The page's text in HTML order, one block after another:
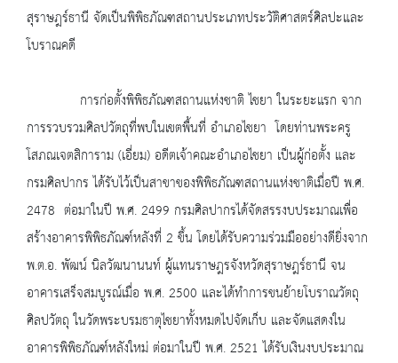
สุราษฎร์ธานี จัดเป็นพิพิธภัณฑสถานประเภทประวัติศาสตร์ศิลปะและ
โบราณคดี
การก่อตั้งพิพิธภัณฑสถานแห่งชาติ ไชยา ในระยะแรก จาก
การรวบรวมศิลปวัตถุที่พบในเขตพื้นที่ อำเภอไชยา โดยท่านพระครู
โสภณเจตสิการาม (เอี่ยม) อดีตเจ้าคณะอำเภอไชยา เป็นผู้ก่อตั้ง และ
กรมศิลปากร ได้รับไว้เป็นสาขาของพิพิธภัณฑสถานแห่งชาติเมื่อปี พ.ศ.
2478 ต่อมาในปี พ.ศ. 2499 กรมศิลปากรได้จัดสรรงบประมาณเพื่อ
สร้างอาคารพิพิธภัณฑ์หลังที่ 2 ขึ้น โดยได้รับความร่วมมืออย่างดียิ่งจาก
พ.ต.อ. พัฒน์ นิลวัฒนานนท์ ผู้แทนราษฎรจังหวัดสุราษฎร์ธานี จน
อาคารเสร็จสมบูรณ์เมื่อ พ.ศ. 2500 และได้ทำการขนย้ายโบราณวัตถุ
ศิลปวัตถุ ในวัดพระบรมธาตุไชยาทั้งหมดไปจัดเก็บ และจัดแสดงใน
อาคารพิพิธภัณฑ์หลังใหม่ ต่อมาในปี พ.ศ. 2521 ได้รับเงินงบประมาณ